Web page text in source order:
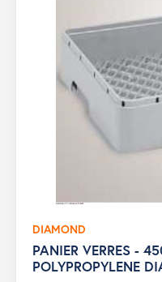
DIAMOND
PANIER VERRES -
POLYPROPYLENE